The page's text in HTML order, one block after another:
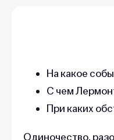
На какое
С чем
При каких
Одиночество,